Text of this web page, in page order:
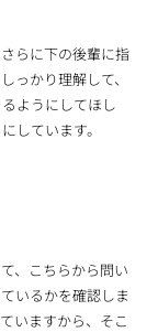
らに下の後輩に指
っかり理解して、
ようにしてほし
しています。
、こちらから問い
いるかを確認しま
いますから、そこ